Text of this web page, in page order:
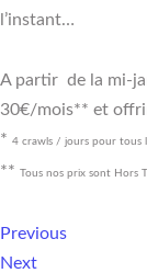
l’instant…
A partir de la mi-
30€/mois** et
* 4 crawls / jours pour tous
** Tous nos prix sont Hors
Previous
Next